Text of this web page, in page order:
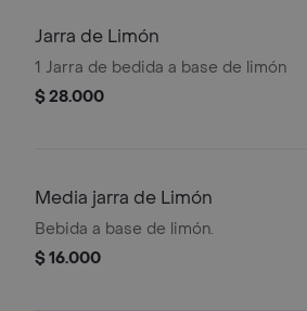
Jarra de Limón
1 Jarra de bedida a base de limón
$ 28.000
Media jarra de Limón
Bebida a base de limón.
$ 16.000